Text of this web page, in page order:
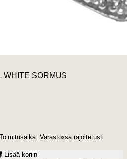
WHITE SORMUS
| Toimitusaika:Varastossa rajoitetusti
Lisää koriin